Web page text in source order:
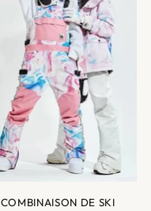
COMBINAISON DE SKI